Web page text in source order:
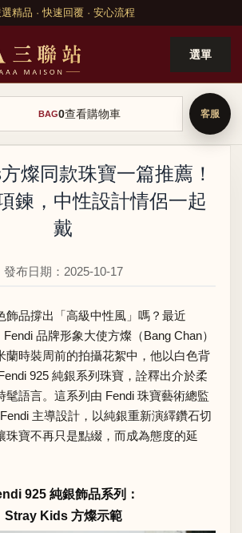
選精品 · 快速回覆 · 安心流程
選單
BAG0查看購物車
燦同款珠寶一篇推薦！
鍊，中性設計情侶一起
戴
發布日期：2025-10-17
飾品撐出「高級中性風」嗎？最近
品牌形象大使方燦（Bang Chan）
蘭時裝周前的拍攝花絮中，他以白色背
925 純銀系列珠寶，詮釋出介於柔
髦語言。這系列由 Fendi 珠寶藝術總監
主導設計，以純銀重新演繹鑽石切
珠寶不再只是點綴，而成為態度的延
925 純銀飾品系列：
Stray Kids 方燦示範